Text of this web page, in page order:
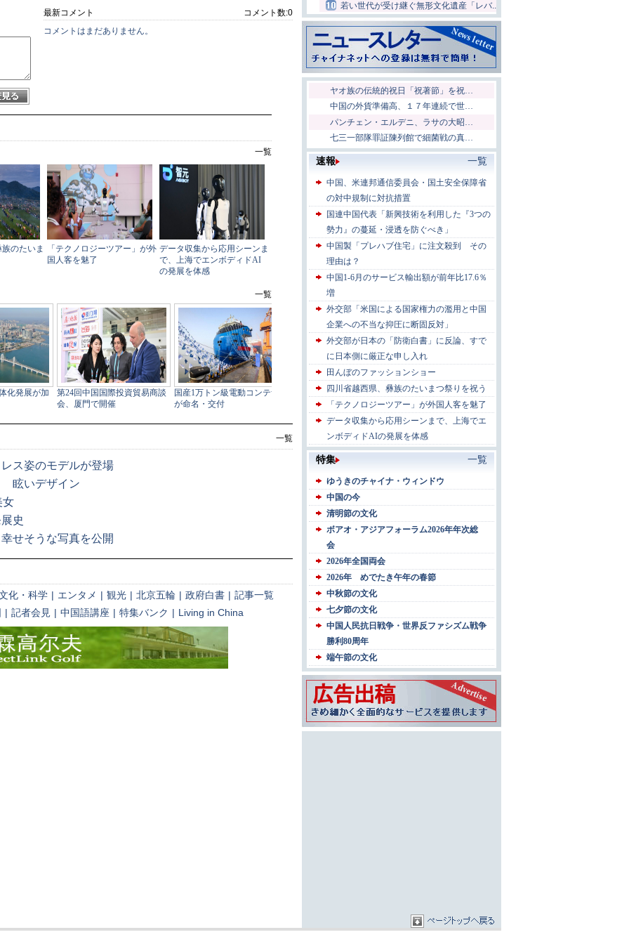
コメント数:0
最新コメント
コメントはまだありません。
一覧
ス姿のモデルが登場
眩いデザイン
女
史
せそうな写真を公開
化・科学 | エンタメ | 観光 | 北京五輪 | 政府白書 | 記事一覧
| 記者会見 | 中国語講座 | 特集バンク | Living in China